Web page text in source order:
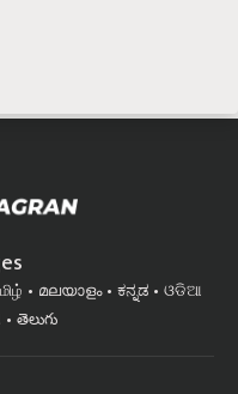
മലയാളം ಕನ್ನಡ
ଓଡିଆ
తెలుగు